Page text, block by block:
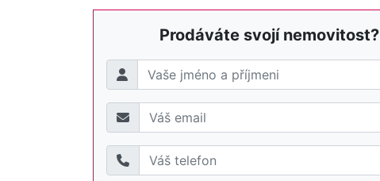
Prodáváte svojí nemovitost?